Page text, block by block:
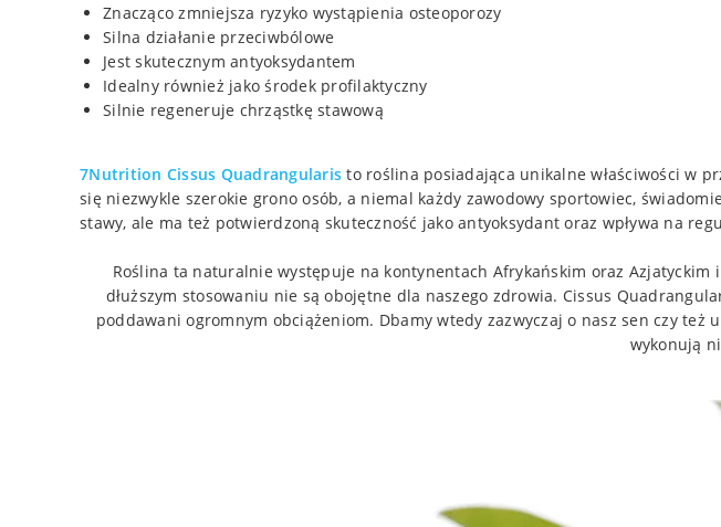
Znacząco zmniejsza ryzyko wystąpienia osteoporozy
Silna działanie przeciwbólowe
Jest skutecznym antyoksydantem
Idealny również jako środek profilaktyczny
Silnie regeneruje chrząstkę stawową
7Nutrition Cissus Quadrangularis to roślina posiadająca unikalne właściwości w
się niezwykle szerokie grono osób, a niemal każdy zawodowy sportowiec,
stawy, ale ma też potwierdzoną skuteczność jako antyoksydant oraz wpływa na
Roślina ta naturalnie występuje na kontynentach Afrykańskim oraz
dłuższym stosowaniu nie są obojętne dla naszego zdrowia. Cissus
poddawani ogromnym obciążeniom. Dbamy wtedy zazwyczaj o nasz sen czy też
wykonują